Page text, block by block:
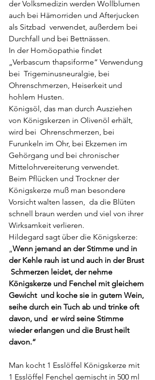
der Volksmedizin werden Wollblumen
auch bei Hämorriden und Afterjucken
als Sitzbad  verwendet, außerdem bei
Durchfall und bei Bettnässen.
In der Homöopathie findet
„Verbascum thapsiforme“ Verwendung
bei  Trigeminusneuralgie, bei
Ohrenschmerzen, Heiserkeit und
hohlem Husten.
Königsöl, das man durch Ausziehen
von Königskerzen in Olivenöl erhält,
wird bei  Ohrenschmerzen, bei
Furunkeln im Ohr, bei Ekzemen im
Gehörgang und bei chronischer
Mittelohrvereiterung verwendet.
Beim Pflücken und Trockner der
Königskerze muß man besondere
Vorsicht walten lassen,  da die Blüten
schnell braun werden und viel von ihrer
Wirksamkeit verlieren.
Hildegard sagt über die Königskerze:
„Wenn jemand an der Stimme und in
der Kehle rauh ist und auch in der Brust
Schmerzen leidet, der nehme
Königskerze und Fenchel mit gleichem
Gewicht  und koche sie in gutem Wein,
seihe durch ein Tuch ab und trinke oft
davon, und  er wird seine Stimme
wieder erlangen und die Brust heilt
davon.“
Man kocht 1 Esslöffel Königskerze mit
1 Esslöffel Fenchel gemischt in 500 ml